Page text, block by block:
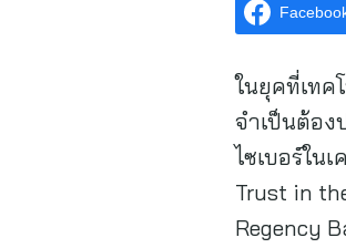
ในยุคที่เทค
จำเป็นต้อ
ไซเบอร์ใน
Trust in
Regency